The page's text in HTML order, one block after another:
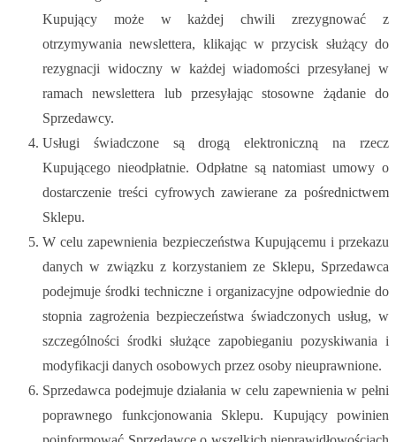
Kupujący może w każdej chwili zrezygnować z
otrzymywania newslettera, klikając w przycisk służący do
rezygnacji widoczny w każdej wiadomości przesyłanej w
ramach newslettera lub przesyłając stosowne żądanie do
Sprzedawcy.
Usługi świadczone są drogą elektroniczną na rzecz
Kupującego nieodpłatnie. Odpłatne są natomiast umowy o
dostarczenie treści cyfrowych zawierane za pośrednictwem
Sklepu.
W celu zapewnienia bezpieczeństwa Kupującemu i przekazu
danych w związku z korzystaniem ze Sklepu, Sprzedawca
podejmuje środki techniczne i organizacyjne odpowiednie do
stopnia zagrożenia bezpieczeństwa świadczonych usług, w
szczególności środki służące zapobieganiu pozyskiwania i
modyfikacji danych osobowych przez osoby nieuprawnione.
Sprzedawca podejmuje działania w celu zapewnienia w pełni
poprawnego funkcjonowania Sklepu. Kupujący powinien